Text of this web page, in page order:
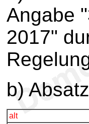
Angabe
2017"
b)
alt